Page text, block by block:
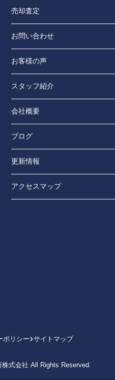
売却査定
お問い合わせ
お客様の声
スタッフ紹介
会社概要
ブログ
更新情報
アクセスマップ
ポリシー サイトマップ
式会社 All Rights Reserved.